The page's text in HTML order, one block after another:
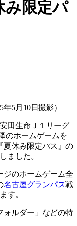
み限定パ
5月10日撮影）
田生命Ｊ１リーグ
のホームゲームを
夏休み限定パス』の
ました。
ジのホームゲーム全
名古屋グランパス戦
す。
ォルダー」などの特